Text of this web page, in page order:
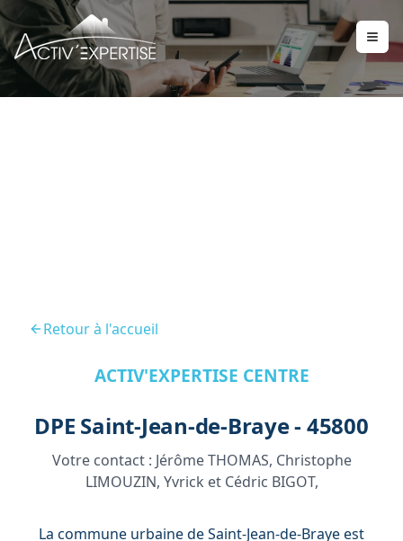
Retour à l'accueil
ACTIV'EXPERTISE CENTRE
DPE Saint-Jean-de-Braye - 45800
Votre contact : Jérôme THOMAS, Christophe
LIMOUZIN, Yvrick et Cédric BIGOT,
La commune urbaine de Saint-Jean-de-Braye est